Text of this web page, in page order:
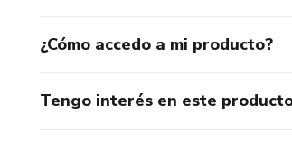
¿Cómo accedo a mi producto?
Tengo interés en este